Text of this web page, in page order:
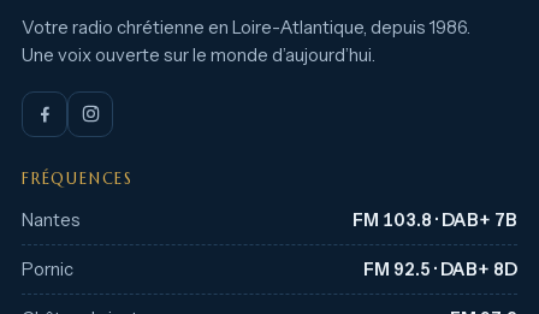
Votre radio chrétienne en Loire-Atlantique, depuis 1986.
Une voix ouverte sur le monde d’aujourd’hui.
FRÉQUENCES
Nantes FM 103.8 · DAB+ 7B
Pornic FM 92.5 · DAB+ 8D